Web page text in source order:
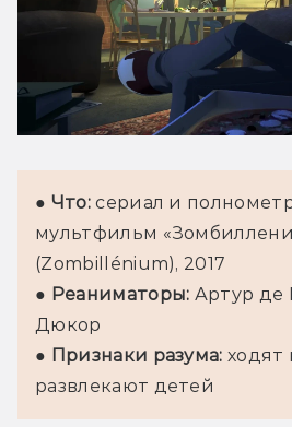
● Что: сериал и
мультфильм
(Zombillénium), 2017
● Реаниматоры: Артур де
Дюкор
● Признаки разума: ходят
развлекают детей